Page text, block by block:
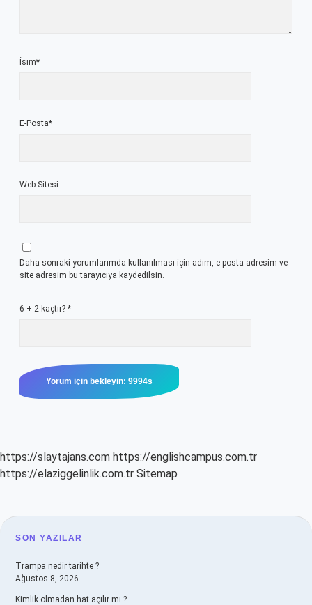
İsim*
E-Posta*
Web Sitesi
Daha sonraki yorumlarımda kullanılması için adım, e-posta adresim ve
site adresim bu tarayıcıya kaydedilsin.
6 + 2 kaçtır? *
https://slaytajans.com https://englishcampus.com.tr
https://elaziggelinlik.com.tr Sitemap
SIDEBAR
SON YAZILAR
Trampa nedir tarihte ?
Ağustos 8, 2026
Kimlik olmadan hat açılır mı ?